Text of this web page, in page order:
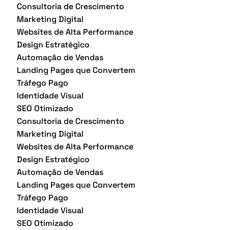
Consultoria de Crescimento
Marketing Digital
Websites de Alta Performance
Design Estratégico
Automação de Vendas
Landing Pages que Convertem
Tráfego Pago
Identidade Visual
SEO Otimizado
Consultoria de Crescimento
Marketing Digital
Websites de Alta Performance
Design Estratégico
Automação de Vendas
Landing Pages que Convertem
Tráfego Pago
Identidade Visual
SEO Otimizado